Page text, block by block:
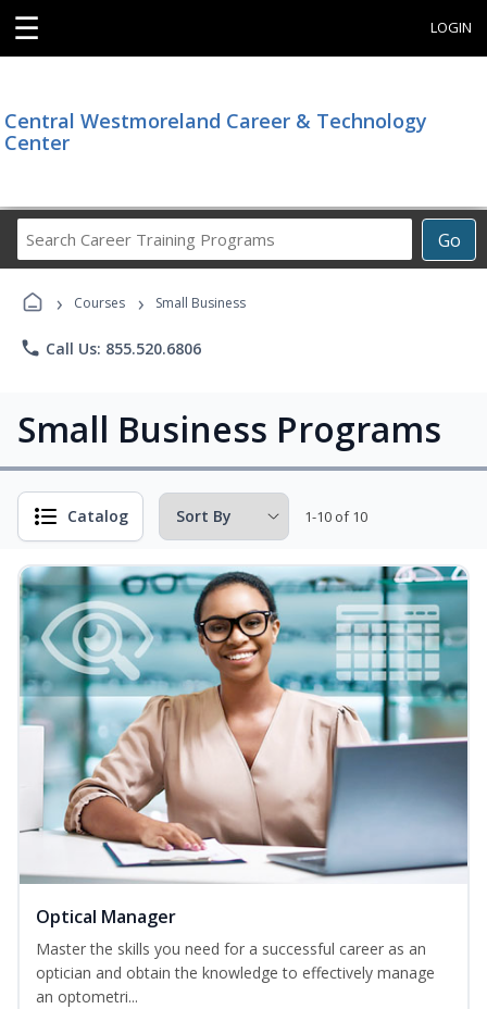
☰ LOGIN
Central Westmoreland Career & Technology
Center
Go
Career
Programs
› Courses › Small Business
phone Call Us: 855.520.6806
Small Business Programs
Catalog 1-10 of 10
Optical Manager
Master the skills you need for a successful career as an
optician and obtain the knowledge to effectively manage
an optometri...